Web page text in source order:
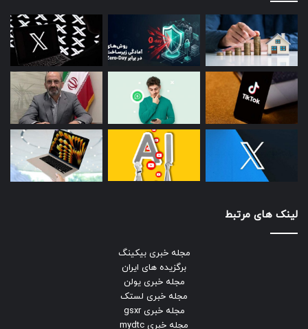
لینک های مرتبط
مجله خبری بیکینگ
برگزیده های ایران
مجله خبری یولن
مجله خبری لستک
مجله خبری gsxr
مجله خبری mydtc